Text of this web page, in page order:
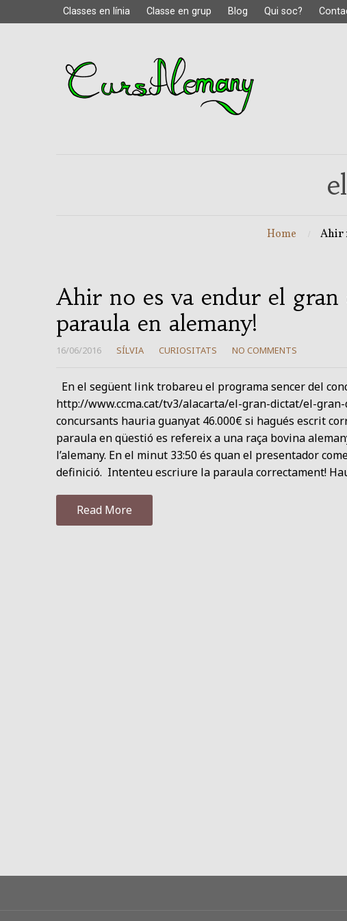
Classes en línia Classe en grup Blog Qui soc?
Home Ahir
Ahir no es va endur el
paraula en alemany!
16/06/2016 SÍLVIA CURIOSITATS NO COMMENTS
En el següent link trobareu el programa sencer del
http://www.ccma.cat/tv3/alacarta/el-gran-dictat/el-
concursants hauria guanyat 46.000€ si hagués escrit
paraula en qüestió es refereix a una raça bovina
l’alemany. En el minut 33:50 és quan el presentador
definició. Intenteu escriure la paraula correctament!
Read More